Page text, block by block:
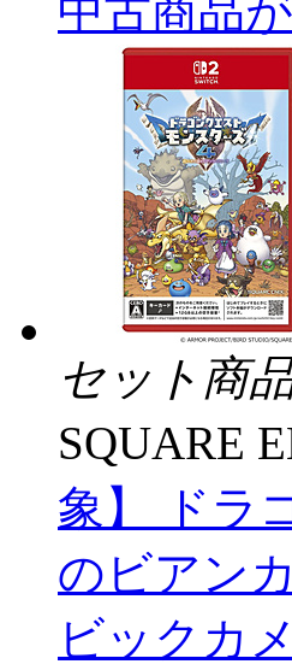
中古商品
セット商
SQUARE
象】 ドラ
のビアン
ビックカ